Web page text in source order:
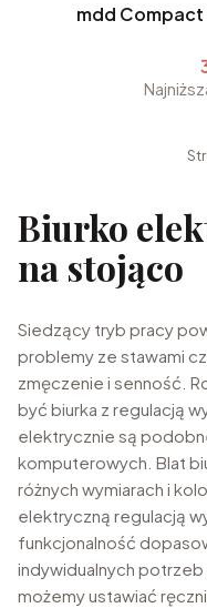
mdd
Biurko
na stojąco
Siedzący tryb pracy
problemy ze stawami
zmęczenie i senność.
być biurka z regulacją
elektrycznie są
komputerowych. Blat
różnych wymiarach i
elektryczną regulacją
funkcjonalność
indywidualnych
możemy ustawiać